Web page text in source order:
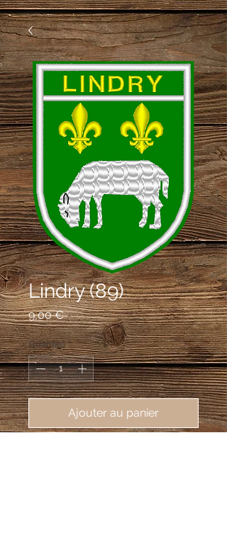
Lindry (89)
9,00 €Prix
Quantité *
Ajouter au panier